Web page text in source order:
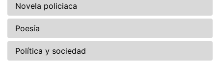
Novela policiaca
Poesía
Política y sociedad